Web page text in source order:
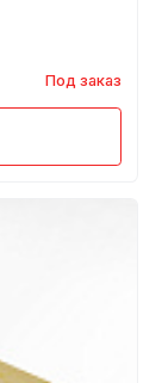
Под заказ